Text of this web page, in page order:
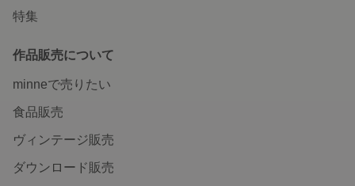
特集
作品販売について
minneで売りたい
食品販売
ヴィンテージ販売
ダウンロード販売